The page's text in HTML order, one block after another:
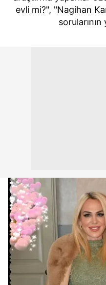
evli mi?", "Nagihan
sorularının